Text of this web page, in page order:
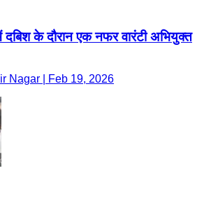
दबिश के दौरान एक नफर वारंटी अभियुक्त
Nagar | Feb 19, 2026